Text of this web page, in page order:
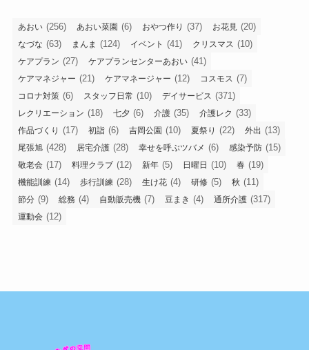
あおい (256) あおい菜園 (6) おやつ作り (37) お花見 (20)
なづな (63) まんま (124) イベント (41) クリスマス (10)
ケアプラン (27) ケアプランセンターあおい (41)
ケアマネジャー (21) ケアマネージャー (12) コスモス (7)
コロナ対策 (6) スタッフ日常 (10) デイサービス (371)
レクリエーション (18) 七夕 (6) 介護 (35) 介護レク (33)
作品づくり (17) 初詣 (6) 吉岡公園 (10) 夏祭り (22) 外出 (13)
尾張旭 (428) 居宅介護 (28) 幸せを呼ぶツバメ (6) 感染予防 (15)
敬老会 (17) 料理クラブ (12) 新年 (5) 日曜日 (10) 春 (19)
機能訓練 (14) 歩行訓練 (28) 生け花 (4) 研修 (5) 秋 (11)
節分 (9) 総務 (4) 自動販売機 (7) 豆まき (4) 通所介護 (317)
運動会 (12)